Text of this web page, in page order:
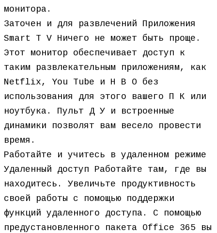
монитора.
Заточен и для развлечений Приложения
Smart T V Ничего не может быть проще.
Этот монитор обеспечивает доступ к
таким развлекательным приложениям, как
Netflix, You Tube и H B O без
использования для этого вашего П К или
ноутбука. Пульт Д У и встроенные
динамики позволят вам весело провести
время.
Работайте и учитесь в удаленном режиме
Удаленный доступ Работайте там, где вы
находитесь. Увеличьте продуктивность
своей работы с помощью поддержки
функций удаленного доступа. С помощью
предустановленного пакета Office 365 вы